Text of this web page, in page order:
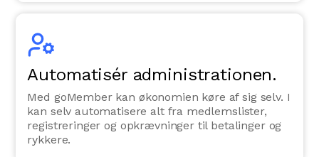
Automatisér administrationen.
Med goMember kan økonomien køre af sig selv. I
kan selv automatisere alt fra medlemslister,
registreringer og opkrævninger til betalinger og
rykkere.